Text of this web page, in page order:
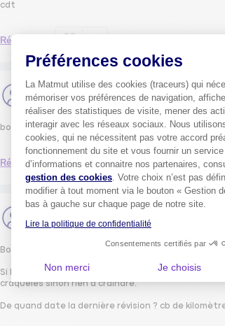
cdt
Répondre
SOUL56414242
Le 30 janvier 2025 11:46
bonjour oui il et préférable de faire une révision
Répondre
BAPT45314625
Le30 janvier 2025à11:45
Bonjour,
Si les révisions ont été faites aucun problème
craquelés sinon rien à craindre.
De quand date la dernière révision ? cb de
Préférences cookies
La Matmut utilise des cookies (traceurs) qui
mémoriser vos préférences de navigation,
réaliser des statistiques de visite, mener des
interagir avec les réseaux sociaux. Nous
cookies, qui ne nécessitent pas votre accord
fonctionnement du site et vous fournir un
d’informations et connaitre nos partenaires,
gestion des cookies. Votre choix n’est pas
modifier à tout moment via le bouton « Gestion
bas à gauche sur chaque page de notre site.
Lire la politique de confidentialité
Consentements certifiés par
Non merci Je choisis
Axeptio consent